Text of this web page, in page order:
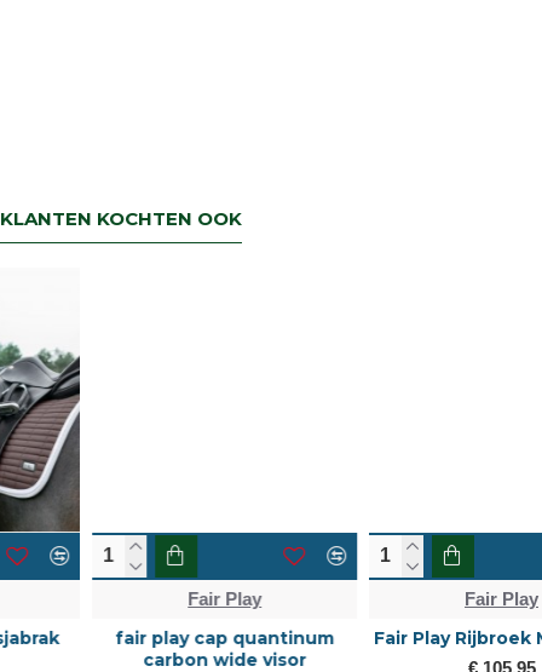
KLANTEN KOCHTEN OOK
fair play cap quantinum
carbon wide visor
Fair Play Rijbroek Marley 2.0